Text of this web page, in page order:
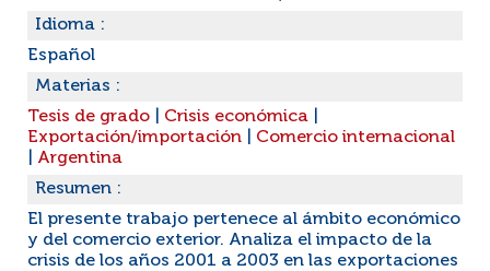
Idioma :
Español
Materias :
Tesis de grado
Crisis económica
Exportación/importación
Comercio internacional
Argentina
Resumen :
El presente trabajo pertenece al ámbito económico
y del comercio exterior. Analiza el impacto de la
crisis de los años 2001 a 2003 en las exportaciones